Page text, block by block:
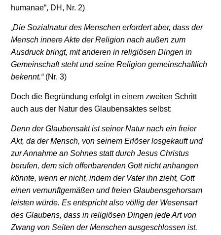
humanae“, DH, Nr. 2)
„Die Sozialnatur des Menschen erfordert aber, dass der
Mensch innere Akte der Religion nach außen zum
Ausdruck bringt, mit anderen in religiösen Dingen in
Gemeinschaft steht und seine Religion gemeinschaftlich
bekennt.“ (Nr. 3)
Doch die Begründung erfolgt in einem zweiten Schritt
auch aus der Natur des Glaubensaktes selbst:
Denn der Glaubensakt ist seiner Natur nach ein freier
Akt, da der Mensch, von seinem Erlöser losgekauft und
zur Annahme an Sohnes statt durch Jesus Christus
berufen, dem sich offenbarenden Gott nicht anhangen
könnte, wenn er nicht, indem der Vater ihn zieht, Gott
einen vernunftgemäßen und freien Glaubensgehorsam
leisten würde. Es entspricht also völlig der Wesensart
des Glaubens, dass in religiösen Dingen jede Art von
Zwang von Seiten der Menschen ausgeschlossen ist.